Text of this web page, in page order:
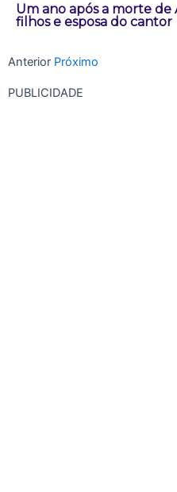
Um ano após a morte
filhos e esposa do cantor
Anterior Próximo
PUBLICIDADE